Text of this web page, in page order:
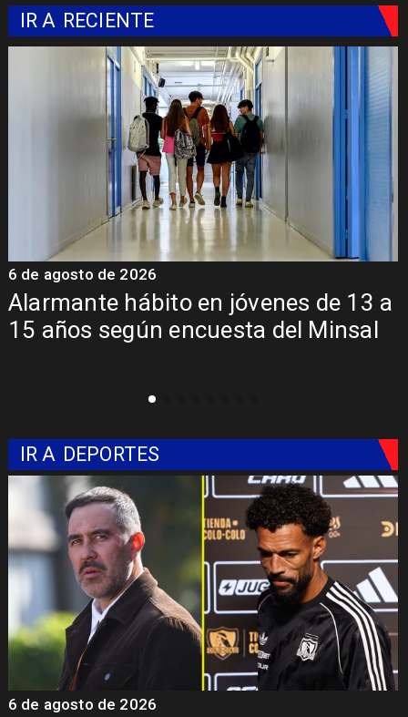
IR A RECIENTE
Aprueban creación del Parque
Sebastián Piñera con inversión de $4
6 de agosto de 2026
IR A DEPORTES
5 de agosto de 2026